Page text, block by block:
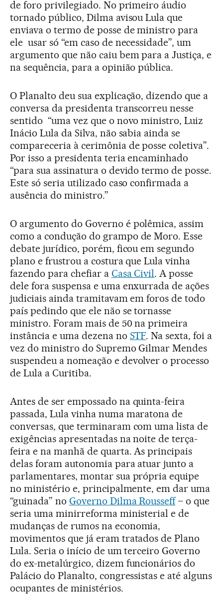
de foro privilegiado. No primeiro áudio
tornado público, Dilma avisou Lula que
enviava o termo de posse de ministro para
ele usar só “em caso de necessidade”, um
argumento que não caiu bem para a Justiça, e
na sequência, para a opinião pública.
O Planalto deu sua explicação, dizendo que a
conversa da presidenta transcorreu nesse
sentido “uma vez que o novo ministro, Luiz
Inácio Lula da Silva, não sabia ainda se
compareceria à cerimônia de posse coletiva”.
Por isso a presidenta teria encaminhado
“para sua assinatura o devido termo de posse.
Este só seria utilizado caso confirmada a
ausência do ministro.”
O argumento do Governo é polêmica, assim
como a condução do grampo de Moro. Esse
debate jurídico, porém, ficou em segundo
plano e frustrou a costura que Lula vinha
fazendo para chefiar a Casa Civil. A posse
dele fora suspensa e uma enxurrada de ações
judiciais ainda tramitavam em foros de todo
país pedindo que ele não se tornasse
ministro. Foram mais de 50 na primeira
instância e uma dezena no STF. Na sexta, foi a
vez do ministro do Supremo Gilmar Mendes
suspendeu a nomeação e devolver o processo
de Lula a Curitiba.
Antes de ser empossado na quinta-feira
passada, Lula vinha numa maratona de
conversas, que terminaram com uma lista de
exigências apresentadas na noite de terça-
feira e na manhã de quarta. As principais
delas foram autonomia para atuar junto a
parlamentares, montar sua própria equipe
no ministério e, principalmente, em dar uma
“guinada” no Governo Dilma Rousseff– o que
seria uma minirreforma ministerial e de
mudanças de rumos na economia,
movimentos que já eram tratados de Plano
Lula. Seria o início de um terceiro Governo
do ex-metalúrgico, dizem funcionários do
Palácio do Planalto, congressistas e até alguns
ocupantes de ministérios.